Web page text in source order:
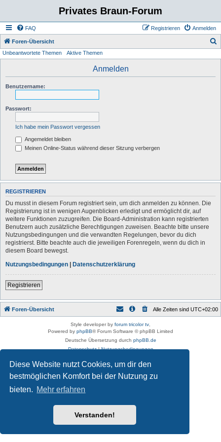
Diese Website nutzt Cookies, um dir den
bestmöglichen Komfort bei der Nutzung zu
bieten. Mehr erfahren
Verstanden!
Privates Braun-Forum
FAQ Anmelden
Registrieren
Foren-Übersicht
Unbeantwortete Themen Aktive Themen
Anmelden
Benutzername:
Passwort:
Ich habe mein Passwort vergessen
Angemeldet bleiben
Meinen Online-Status während dieser Sitzung verbergen
REGISTRIEREN
Du musst in diesem Forum registriert sein, um dich anmelden zu können. Die
Registrierung ist in wenigen Augenblicken erledigt und ermöglicht dir, auf
weitere Funktionen zuzugreifen. Die Board-Administration kann registrierten
Benutzern auch zusätzliche Berechtigungen zuweisen. Beachte bitte unsere
Nutzungsbedingungen und die verwandten Regelungen, bevor du dich
registrierst. Bitte beachte auch die jeweiligen Forenregeln, wenn du dich in
diesem Board bewegst.
Nutzungsbedingungen | Datenschutzerklärung
Registrieren
Foren-Übersicht Alle Zeiten sind UTC+02:00
Style developer by forum tricolor tv
Powered by phpBB® Forum Software © phpBB Limited
Deutsche Übersetzung durch phpBB.de
Datenschutz|Nutzungsbedingungen